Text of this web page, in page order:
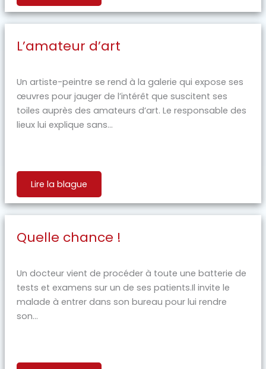
L’amateur d’art
Un artiste-peintre se rend à la galerie qui expose ses
œuvres pour jauger de l’intérêt que suscitent ses
toiles auprès des amateurs d’art. Le responsable des
lieux lui explique sans...
Lire la blague
Quelle chance !
Un docteur vient de procéder à toute une batterie de
tests et examens sur un de ses patients.Il invite le
malade à entrer dans son bureau pour lui rendre
son...